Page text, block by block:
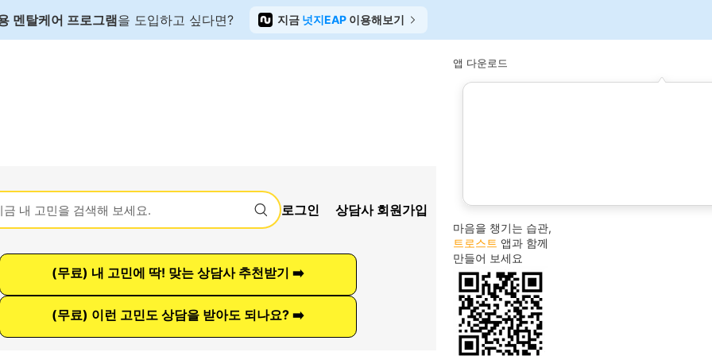
멘탈케어 프로그램을 도입하고 싶다면? 지금 넛지EAP이용해보기
로그인 상담사 회원가입
앱 다운로드
마음을 챙기는 습관,
트로스트 앱과 함께
만들어 보세요
3
tci
4
번아웃
5
천세경
6
허혜정
7
진로
(무료) 내 고민에 딱! 맞는 상담사 추천받기 ➡️
(무료) 이런 고민도 상담을 받아도 되나요? ➡️